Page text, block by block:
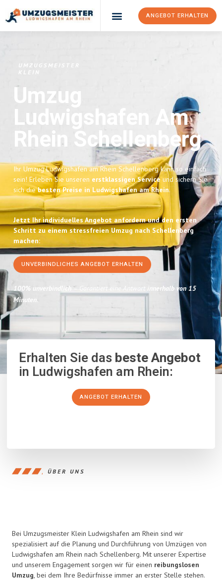
ANGEBOT ERHALTEN
UMZUGSMEISTER
KLEIN
Umzug
Ludwigshafen Am
Rhein Schellenberg
Ihr Umzug Ludwigshafen am Rhein Schellenberg kann so einfach
sein! Erleben Sie unseren erstklassigen Service und sichern Sie
sich diebesten Preise in Ludwigshafen am Rhein.
Jetzt Ihr individuelles Angebot anfordern und den ersten
Schritt zu einem stressfreien Umzug nach Schellenberg
machen:
UNVERBINDLICHES ANGEBOT ERHALTEN
100% unverbindlich – Garantiert eine Antwort
innerhalb von 15
Minuten.
Erhalten Sie dasbeste Angebot
in Ludwigshafen am Rhein:
ANGEBOT ERHALTEN
ÜBER UNS
Bei Umzugsmeister Klein Ludwigshafen am Rhein sind wir
spezialisiert auf die Planung und Durchführung von Umzügen von
Ludwigshafen am Rhein nach Schellenberg. Mit unserer Expertise
und unserem Engagement sorgen wir für einen reibungslosen
Umzug, bei dem Ihre Bedürfnisse immer an erster Stelle stehen.